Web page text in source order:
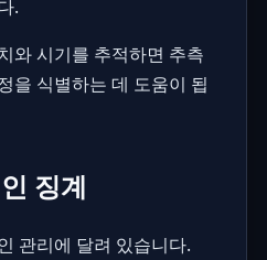
.
와 시기를 추적하면 추측
을 식별하는 데 도움이 됩
징계
관리에 달려 있습니다.